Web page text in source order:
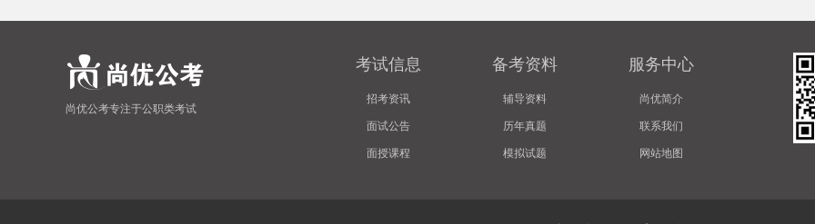
业
尚优公考专注于公职类考试
考试信息
招考资讯
面试公告
面授课程
备考资料
辅导资料
历年真题
模拟试题
服务中心
尚优简介
联系我们
网站地图